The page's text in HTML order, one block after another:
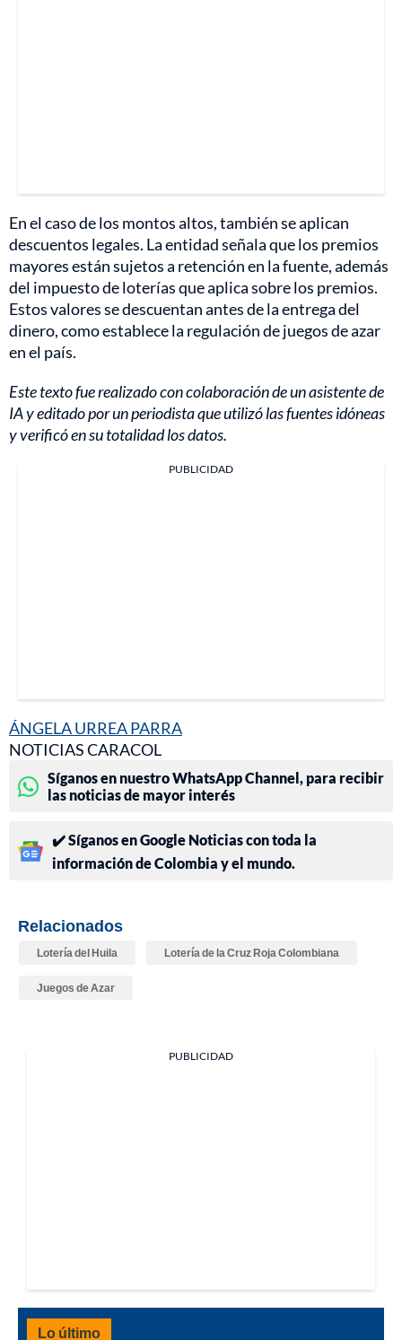
En el caso de los montos altos, también se aplican
descuentos legales. La entidad señala que los premios
mayores están sujetos a retención en la fuente, además
del impuesto de loterías que aplica sobre los premios.
Estos valores se descuentan antes de la entrega del
dinero, como establece la regulación de juegos de azar
en el país.
Este texto fue realizado con colaboración de un asistente de
IA y editado por un periodista que utilizó las fuentes idóneas
y verificó en su totalidad los datos.
PUBLICIDAD
ÁNGELA URREA PARRA
NOTICIAS CARACOL
Síganos en nuestro WhatsApp Channel, para recibir
las noticias de mayor interés
✔️ Síganos en Google Noticias con toda la
información de Colombia y el mundo.
Relacionados
Lotería del Huila Lotería de la Cruz Roja Colombiana
Juegos de Azar
PUBLICIDAD
Lo último